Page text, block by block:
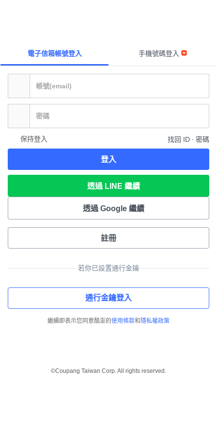
電子信箱帳號登入 手機號碼登入
保持登入 找回 ID ∙ 密碼
登入
透過 LINE 繼續
透過 Google 繼續
註冊
若你已設置通行金鑰
通行金鑰登入
繼續即表示您同意酷澎的使用條款和 隱私權政策
©Coupang Taiwan Corp. All rights reserved.